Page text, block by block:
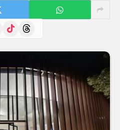
TikTokThreads